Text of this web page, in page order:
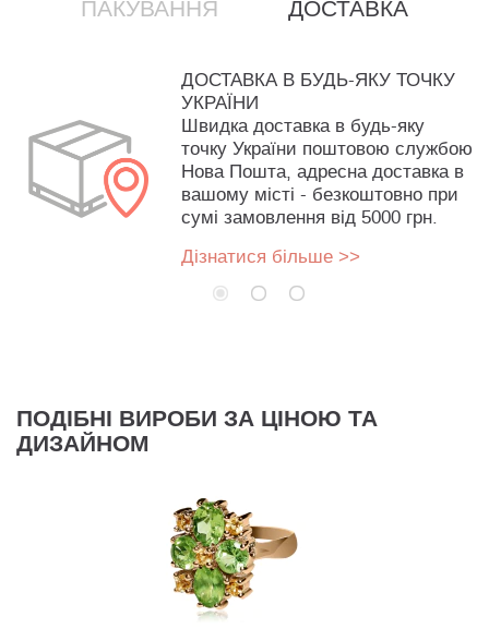
ПАКУВАННЯ ДОСТАВКА
ДОСТАВКА В БУДЬ-ЯКУ ТОЧКУ
УКРАЇНИ
Швидка доставка в будь-яку
точку України поштовою службою
Нова Пошта, адресна доставка в
вашому місті - безкоштовно при
сумі замовлення від 5000 грн.
Дізнатися більше >>
ПОДІБНІ ВИРОБИ ЗА ЦІНОЮ ТА
ДИЗАЙНОМ